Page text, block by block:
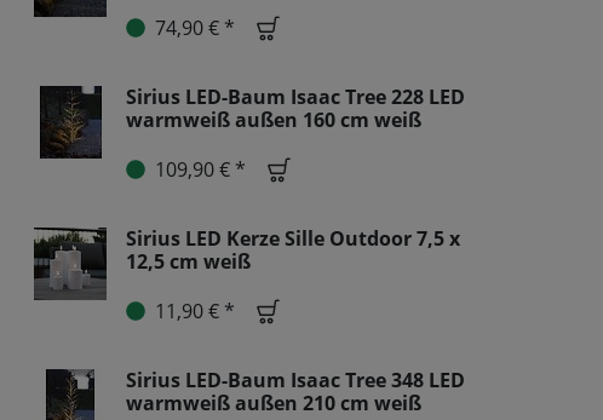
74,90 € *
Sirius LED-Baum Isaac Tree 228 LED
warmweiß außen 160 cm weiß
109,90 € *
Sirius LED Kerze Sille Outdoor 7,5 x
12,5 cm weiß
11,90 € *
Sirius LED-Baum Isaac Tree 348 LED
warmweiß außen 210 cm weiß